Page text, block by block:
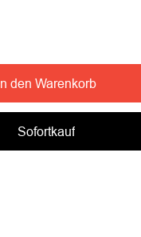
In den Warenkorb
Sofortkauf